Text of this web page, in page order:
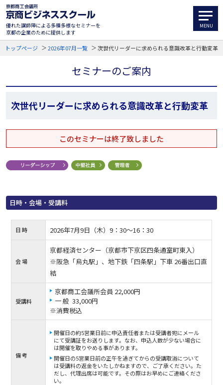
優れた講師陣による多種多様なセミナーを
京都の企業のために提供します
トップページ 2026年07月一覧 次世代リーダーに求められる意識改革と行動変革
セミナーのご案内
次世代リーダーに求められる意識改革と行動変革
このセミナーは終了致しました
日時・会場・受講料
日 時 2026年7月9日（木）9：30〜16：30
会 場
京都経済センター（京都市下京区四条通室町東入）
※阪急「烏丸駅」、地下鉄「四条駅」下車 26番出口直
結
受講料
京都商工会議所会員 22,000円
一 般 33,000円
※消費税込
備 考
開催日の約5営業日前に申込責任者または受講者宛にメール
にて受講証をお送りします。なお、申込人数が少ない場合に
は開催を取りやめる事があります。
開催日の5営業日前の正午を過ぎてからの受講取消について
は受講料の返金をいたしかねますので、ご了承ください。た
だし、代理出席は可能です。その際はお早めにご連絡くださ
い。